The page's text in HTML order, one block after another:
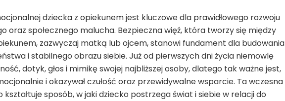
dziecka z opiekunem jest kluczowe dla prawidłowego rozwoju
oraz społecznego malucha. Bezpieczna więź, która tworzy się między
zazwyczaj matką lub ojcem, stanowi fundament dla budowania
i stabilnego obrazu siebie. Już od pierwszych dni życia niemowlę
dotyk, głos i mimikę swojej najbliższej osoby, dlatego tak ważne jest,
i okazywał czułość oraz przewidywalne wsparcie. Ta wczesna
sposób, w jaki dziecko postrzega świat i siebie w relacji do